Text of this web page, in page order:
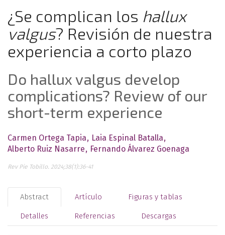
¿Se complican los hallux
valgus? Revisión de nuestra
experiencia a corto plazo
Do hallux valgus develop
complications? Review of our
short-term experience
Carmen Ortega Tapia
Laia Espinal Batalla
Alberto Ruiz Nasarre
Fernando Álvarez Goenaga
Rev Pie Tobillo. 2024;38(1):36-41
Abstract Artículo Figuras y tablas
Detalles Referencias Descargas